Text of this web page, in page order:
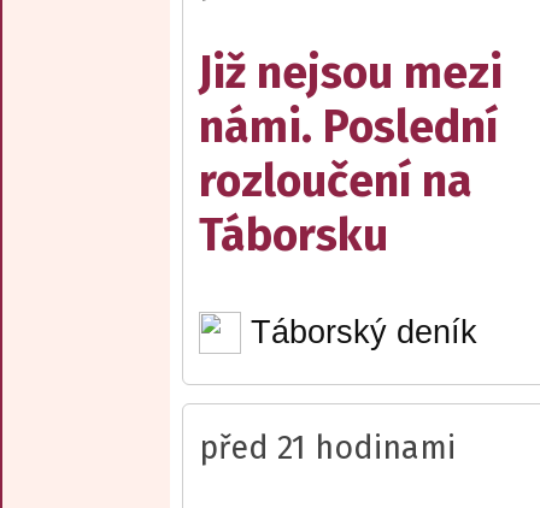
Již nejsou mezi
námi. Poslední
rozloučení na
Táborsku
Táborský deník
před 21 hodinami